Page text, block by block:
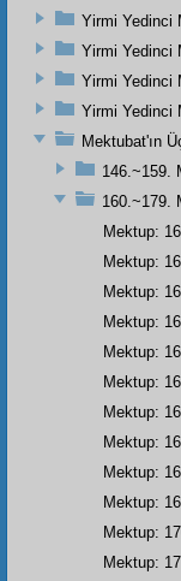
Yirmi Yedinci
Yirmi Yedinci
Yirmi Yedinci
Yirmi Yedinci
Mektubat'ın
146.~159.
160.~179.
Mektup:
Mektup:
Mektup:
Mektup:
Mektup:
Mektup:
Mektup:
Mektup:
Mektup:
Mektup:
Mektup:
Mektup: